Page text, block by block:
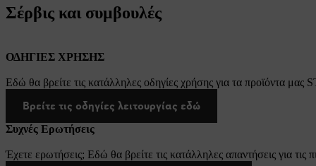
Σέρβις και συμβουλές
ΟΔΗΓΙΕΣ ΧΡΗΣΗΣ
Εδώ θα βρείτε τις κατάλληλες οδηγίες χρήσης για τα προϊόντα μας
Βρείτε τις οδηγίες λειτουργίας εδώ
Συχνές Ερωτήσεις
Έχετε ερωτήσεις; Εδώ θα βρείτε τις κατάλληλες απαντήσεις για τις